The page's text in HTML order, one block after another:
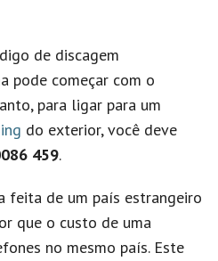
de discagem
pode começar com o
para ligar para um
do exterior, você deve
459.
feita de um país estrangeiro
que o custo de uma
no mesmo país. Este